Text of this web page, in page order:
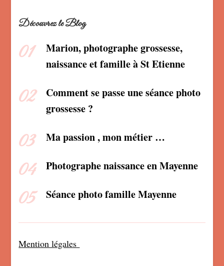
Découvrez le Blog
Marion, photographe grossesse,
naissance et famille à St Etienne
Comment se passe une séance photo
grossesse ?
Ma passion , mon métier …
Photographe naissance en Mayenne
Séance photo famille Mayenne
Mention légales